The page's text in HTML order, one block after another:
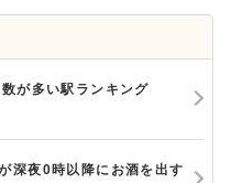
が多い駅ランキング
深夜0時以降にお酒を出す